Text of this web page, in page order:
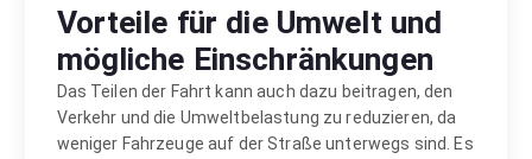
Vorteile für die Umwelt und
mögliche Einschränkungen
Das Teilen der Fahrt kann auch dazu beitragen, den
Verkehr und die Umweltbelastung zu reduzieren, da
weniger Fahrzeuge auf der Straße unterwegs sind. Es